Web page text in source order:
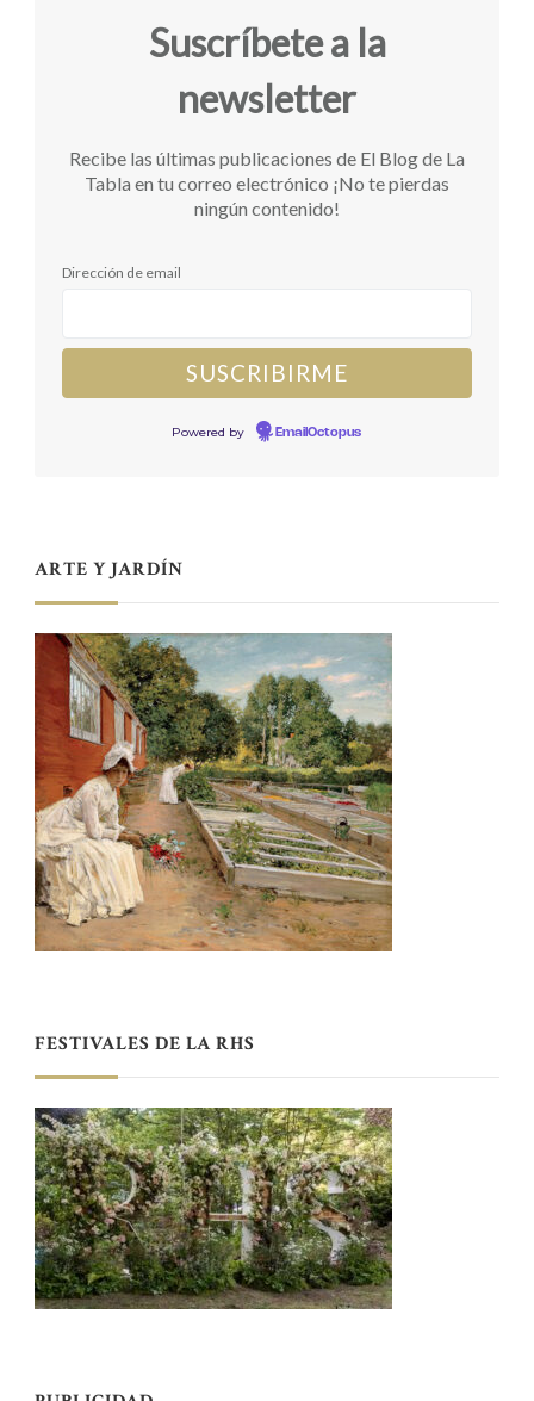
Suscríbete a la
newsletter
Recibe las últimas publicaciones de El Blog de La
Tabla en tu correo electrónico ¡No te pierdas
ningún contenido!
Dirección de email
Powered by EmailOctopus
ARTE Y JARDÍN
FESTIVALES DE LA RHS